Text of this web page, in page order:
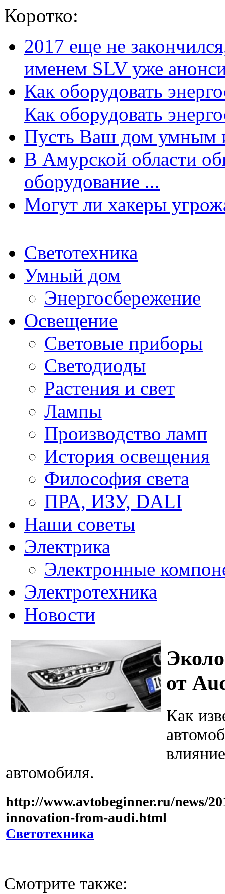
Коротко:
2017 еще не
именем SLV уже
Как оборудовать
Как оборудовать
Пусть Ваш дом умным
В Амурской области
оборудование ...
Могут ли хакеры
Светотехника
Умный дом
Энергосбережение
Освещение
Световые приборы
Светодиоды
Растения и свет
Лампы
Производство ламп
История освещения
Философия света
ПРА, ИЗУ, DALI
Наши советы
Электрика
Электронные
Электротехника
Новости
от
Как
автомобиля.
http://www.avtobeginner.ru/news/
innovation-from-audi.html
Светотехника
Смотрите также: